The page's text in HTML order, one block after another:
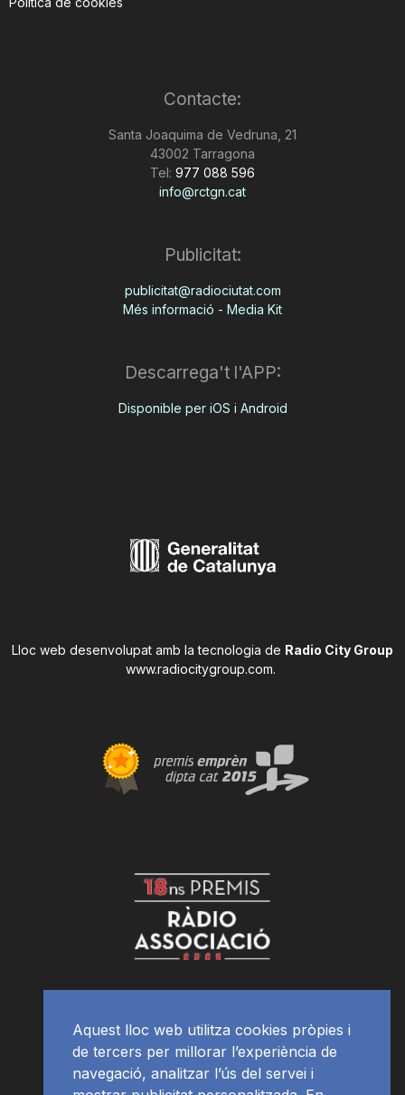
Contacte:
Santa Joaquima de Vedruna, 21
43002 Tarragona
Tel: 977 088 596
info@rctgn.cat
Publicitat:
publicitat@radiociutat.com
Més informació - Media Kit
Descarrega't l'APP:
Disponible per iOS i Android
Lloc web desenvolupat amb la tecnologia de Radio City Group
www.radiocitygroup.com.
Aquest lloc web utilitza cookies pròpies i
de tercers per millorar l’experiència de
navegació, analitzar l’ús del servei i